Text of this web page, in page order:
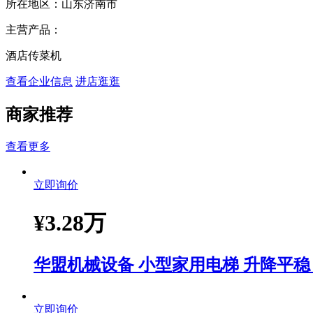
所在地区： 山东济南市
主营产品：
酒店传菜机
查看企业信息 进店逛逛
商家推荐
查看更多
立即询价
¥3.28万
华盟机械设备 小型家用电梯 升降平稳
立即询价